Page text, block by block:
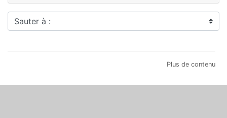
Sauter à :
Plus de contenu